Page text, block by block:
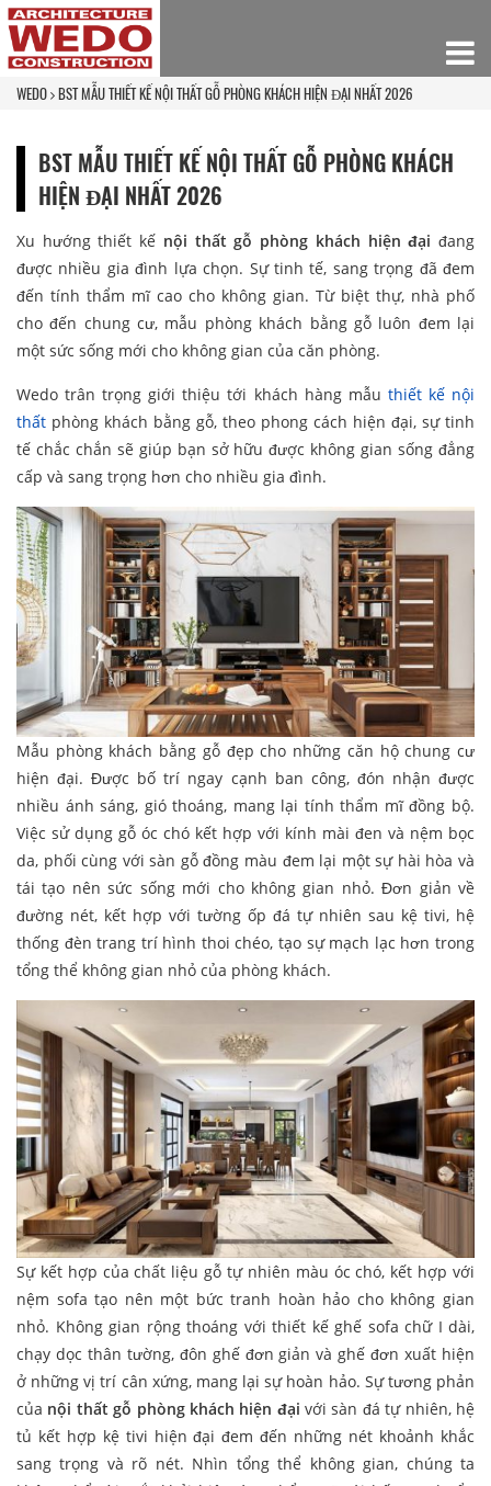
WEDO BST MẪU THIẾT KẾ NỘI THẤT GỖ PHÒNG KHÁCH HIỆN ĐẠI NHẤT 2026
BST MẪU THIẾT KẾ NỘI THẤT GỖ PHÒNG KHÁCH
HIỆN ĐẠI NHẤT 2026
Xu hướng thiết kế nội thất gỗ phòng khách hiện đại đang
được nhiều gia đình lựa chọn. Sự tinh tế, sang trọng đã đem
đến tính thẩm mĩ cao cho không gian. Từ biệt thự, nhà phố
cho đến chung cư, mẫu phòng khách bằng gỗ luôn đem lại
một sức sống mới cho không gian của căn phòng.
Wedo trân trọng giới thiệu tới khách hàng mẫu thiết kế nội
thất phòng khách bằng gỗ, theo phong cách hiện đại, sự tinh
tế chắc chắn sẽ giúp bạn sở hữu được không gian sống đẳng
cấp và sang trọng hơn cho nhiều gia đình.
Mẫu phòng khách bằng gỗ đẹp cho những căn hộ chung cư
hiện đại. Được bố trí ngay cạnh ban công, đón nhận được
nhiều ánh sáng, gió thoáng, mang lại tính thẩm mĩ đồng bộ.
Việc sử dụng gỗ óc chó kết hợp với kính mài đen và nệm bọc
da, phối cùng với sàn gỗ đồng màu đem lại một sự hài hòa và
tái tạo nên sức sống mới cho không gian nhỏ. Đơn giản về
đường nét, kết hợp với tường ốp đá tự nhiên sau kệ tivi, hệ
thống đèn trang trí hình thoi chéo, tạo sự mạch lạc hơn trong
tổng thể không gian nhỏ của phòng khách.
Sự kết hợp của chất liệu gỗ tự nhiên màu óc chó, kết hợp với
nệm sofa tạo nên một bức tranh hoàn hảo cho không gian
nhỏ. Không gian rộng thoáng với thiết kế ghế sofa chữ I dài,
chạy dọc thân tường, đôn ghế đơn giản và ghế đơn xuất hiện
ở những vị trí cân xứng, mang lại sự hoàn hảo. Sự tương phản
của nội thất gỗ phòng khách hiện đại với sàn đá tự nhiên, hệ
tủ kết hợp kệ tivi hiện đại đem đến những nét khoảnh khắc
sang trọng và rõ nét. Nhìn tổng thể không gian, chúng ta